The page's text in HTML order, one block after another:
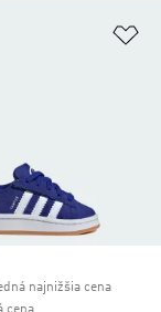
želaných
najnižšia cena